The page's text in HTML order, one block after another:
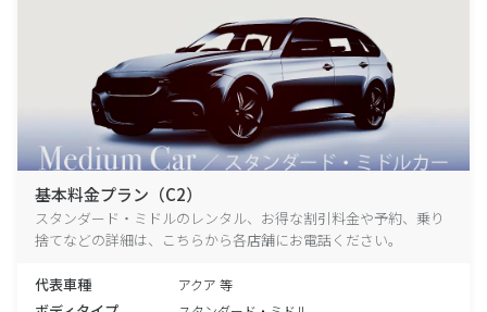
基本料金プラン（C2）
スタンダード・ミドルのレンタル、お得な割引料金や予約、乗り
捨てなどの詳細は、こちらから各店舗にお電話ください。
代表車種 アクア 等